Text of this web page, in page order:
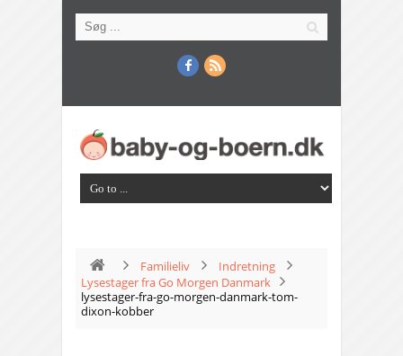
Familieliv
Indretning
Lysestager fra Go Morgen Danmark
lysestager-fra-go-morgen-danmark-tom-
dixon-kobber